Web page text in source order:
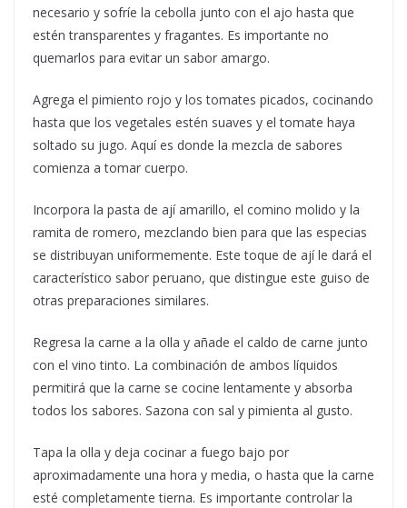
necesario y sofríe la cebolla junto con el ajo hasta que
estén transparentes y fragantes. Es importante no
quemarlos para evitar un sabor amargo.
Agrega el pimiento rojo y los tomates picados, cocinando
hasta que los vegetales estén suaves y el tomate haya
soltado su jugo. Aquí es donde la mezcla de sabores
comienza a tomar cuerpo.
Incorpora la pasta de ají amarillo, el comino molido y la
ramita de romero, mezclando bien para que las especias
se distribuyan uniformemente. Este toque de ají le dará el
característico sabor peruano, que distingue este guiso de
otras preparaciones similares.
Regresa la carne a la olla y añade el caldo de carne junto
con el vino tinto. La combinación de ambos líquidos
permitirá que la carne se cocine lentamente y absorba
todos los sabores. Sazona con sal y pimienta al gusto.
Tapa la olla y deja cocinar a fuego bajo por
aproximadamente una hora y media, o hasta que la carne
esté completamente tierna. Es importante controlar la